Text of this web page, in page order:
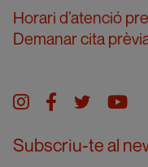
Horari d’atenció
Demanar cita
Instagram
facebook
twitter
Subscriu-te al